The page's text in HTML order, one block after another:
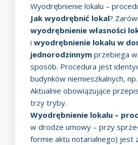
Wyodrębnienie lokalu –
Jak wyodrębnić lokal?
wyodrębnienie własności
i wyodrębnienie lokalu w
jednorodzinnym przebiega
sposób. Procedura jest
budynków niemieszkalnych,
Aktualnie obowiązujące
trzy tryby.
Wyodrębnienie lokalu –
w drodze umowy – przy
formie aktu notarialnego) jest